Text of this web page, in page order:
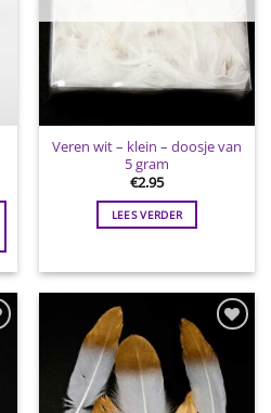
Veren wit – klein – doosje van
5 gram
€2.95
LEES VERDER
Toevoegen
aan
wenslijst